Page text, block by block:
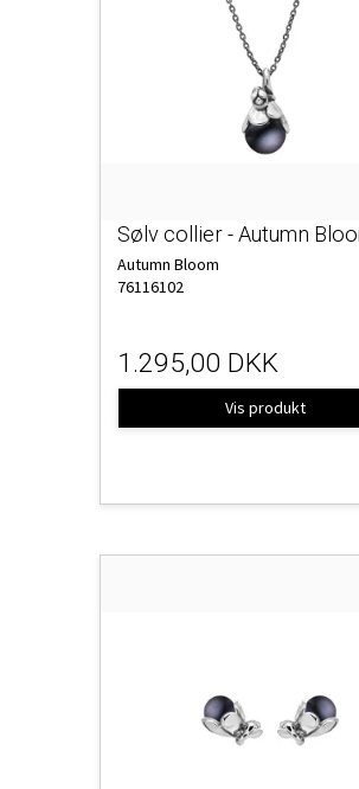
Sølv collier - Autumn
Autumn Bloom
76116102
1.295,00 DKK
Vis produkt